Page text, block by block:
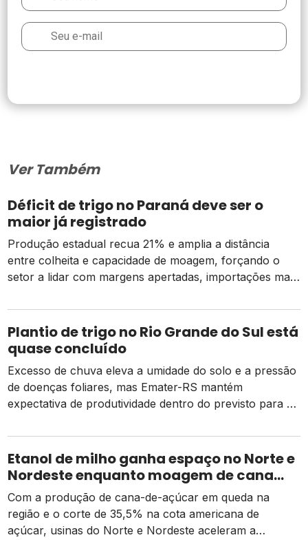
Ver Também
Déficit de trigo no Paraná deve ser o
maior já registrado
Produção estadual recua 21% e amplia a distância
entre colheita e capacidade de moagem, forçando o
setor a lidar com margens apertadas, importações mais
Plantio de trigo no Rio Grande do Sul está
quase concluído
Excesso de chuva eleva a umidade do solo e a pressão
de doenças foliares, mas Emater-RS mantém
expectativa de produtividade dentro do previsto para a
Etanol de milho ganha espaço no Norte e
Nordeste enquanto moagem de cana
recua e tarifa dos EUA pressiona usinas
Com a produção de cana-de-açúcar em queda na
região e o corte de 35,5% na cota americana de
açúcar, usinas do Norte e Nordeste aceleram a